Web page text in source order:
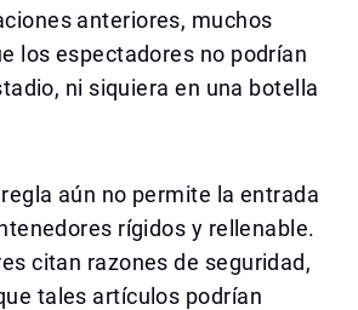
anteriores, muchos
los espectadores no podrían
ni siquiera en una botella
aún no permite la entrada
rígidos y rellenable.
citan razones de seguridad,
tales artículos podrían